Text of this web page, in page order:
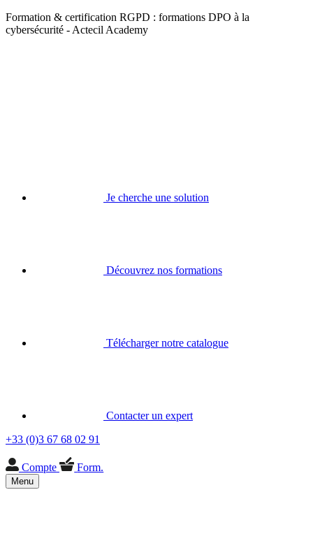
Formation & certification RGPD : formations DPO à la
cybersécurité - Actecil Academy
Je cherche une solution
Découvrez nos formations
Télécharger notre catalogue
Contacter un expert
+33 (0)3 67 68 02 91
Compte Form.
Menu